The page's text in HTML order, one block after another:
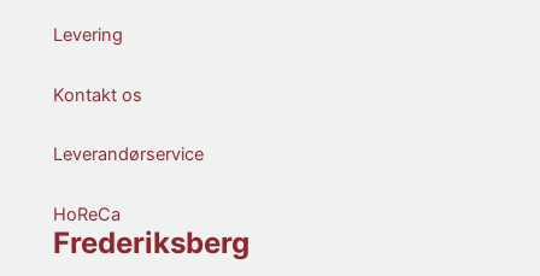
Levering
Kontakt os
Leverandørservice
HoReCa
Frederiksberg